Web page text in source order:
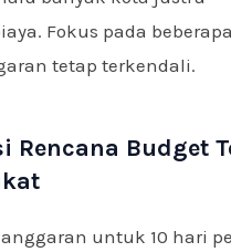
Fokus pada
tetap terkendali.
Rencana Budget
untuk 10 hari